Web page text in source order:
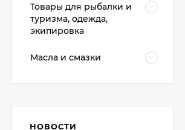
Товары для рыбалки и
туризма, одежда,
экипировка
Масла и смазки
НОВОСТИ